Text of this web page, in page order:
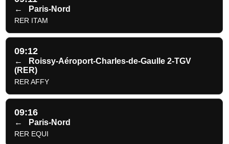
← Paris-Nord
RER ITAM
09:12
←
Roissy-Aéroport-Charles-de-Gaulle 2-TGV
(RER)
RER AFFY
09:16
← Paris-Nord
RER EQUI